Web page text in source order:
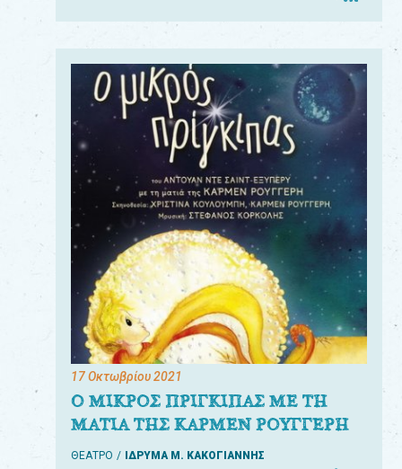
17 Οκτωβρίου 2021
Ο ΜΙΚΡΟΣ ΠΡΙΓΚΙΠΑΣ ΜΕ ΤΗ
ΜΑΤΙΑ ΤΗΣ ΚΑΡΜΕΝ ΡΟΥΓΓΕΡΗ
ΘΕΑΤΡΟ ΙΔΡΥΜΑ Μ. ΚΑΚΟΓΙΑΝΝΗΣ